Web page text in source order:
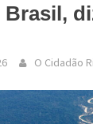
O Cidadão